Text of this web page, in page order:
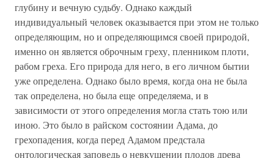
глубину и вечную судьбу. Однако каждый
индивидуальный человек оказывается при этом не только
определяющим, но и определяющимся своей при­родой,
именно он является оброчным греху, пленником плоти,
ра­бом греха. Его природа для него, в его личном бытии
уже определена. Однако было время, когда она не была
так определена, но была еще определяема, и в
зависимости от этого определения могла стать тою или
иною. Это было в райском состоянии Адама, до
грехопадения, когда перед Адамом предстала
онтологическая заповедь о невкушении плодов древа